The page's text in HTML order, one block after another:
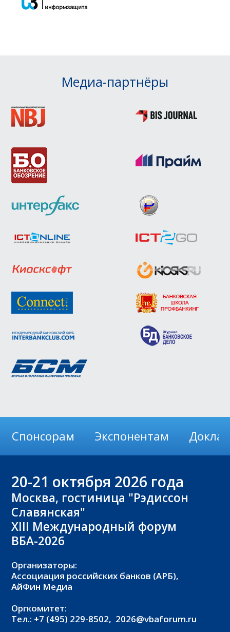
Медиа-партнёры
Спонсорам Экспонентам
20-21 октября 2026 года
Москва, гостиница "Рэдиссон
Славянская"
XIII Международный форум
ВБА-2026
Организаторы:
Ассоциация российских банков (АРБ),
АйФин Медиа
Оргкомитет:
Тел.: +7 (495) 229-8502, 2026@vbaforum.ru